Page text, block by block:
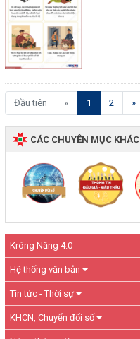
Krông Năng 4.0
Hệ thống văn bản
Tin tức - Thời sự
KHCN, Chuyển đổi số
Đầu tiên « 1 (current)
2 »
CÁC CHUYÊN MỤC KHÁC